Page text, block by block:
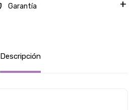
Garantía
Descripción